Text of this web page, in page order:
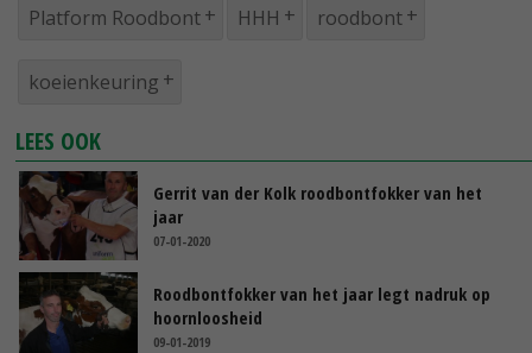
Platform Roodbont HHH roodbont
koeienkeuring
LEES OOK
Gerrit van der Kolk roodbontfokker van het
jaar
07-01-2020
Roodbontfokker van het jaar legt nadruk op
hoornloosheid
09-01-2019